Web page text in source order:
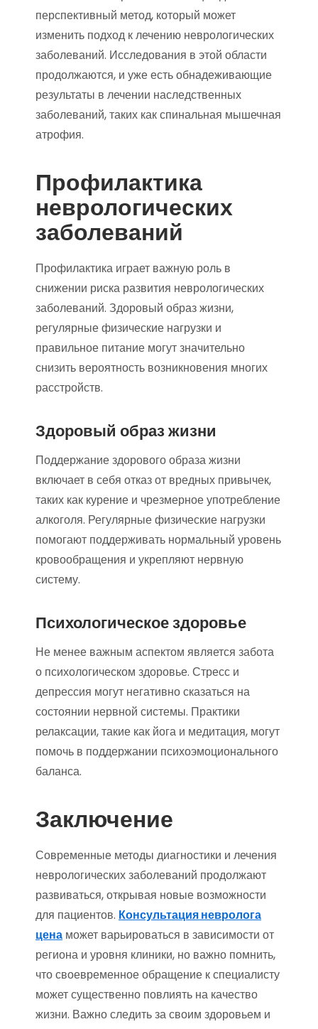
перспективный метод, который может
изменить подход к лечению неврологических
заболеваний. Исследования в этой области
продолжаются, и уже есть обнадеживающие
результаты в лечении наследственных
заболеваний, таких как спинальная мышечная
атрофия.
Профилактика
неврологических
заболеваний
Профилактика играет важную роль в
снижении риска развития неврологических
заболеваний. Здоровый образ жизни,
регулярные физические нагрузки и
правильное питание могут значительно
снизить вероятность возникновения многих
расстройств.
Здоровый образ жизни
Поддержание здорового образа жизни
включает в себя отказ от вредных привычек,
таких как курение и чрезмерное употребление
алкоголя. Регулярные физические нагрузки
помогают поддерживать нормальный уровень
кровообращения и укрепляют нервную
систему.
Психологическое здоровье
Не менее важным аспектом является забота
о психологическом здоровье. Стресс и
депрессия могут негативно сказаться на
состоянии нервной системы. Практики
релаксации, такие как йога и медитация, могут
помочь в поддержании психоэмоционального
баланса.
Заключение
Современные методы диагностики и лечения
неврологических заболеваний продолжают
развиваться, открывая новые возможности
для пациентов. Консультация невролога
цена может варьироваться в зависимости от
региона и уровня клиники, но важно помнить,
что своевременное обращение к специалисту
может существенно повлиять на качество
жизни. Важно следить за своим здоровьем и